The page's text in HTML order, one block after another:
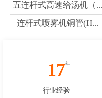
五连杆式高速给汤机（...
连杆式喷雾机铜管(H...
17
行业经验